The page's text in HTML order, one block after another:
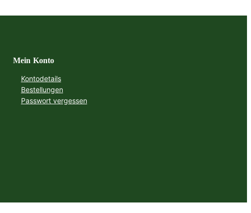
Mein Konto
Kontodetails
Bestellungen
Passwort vergessen